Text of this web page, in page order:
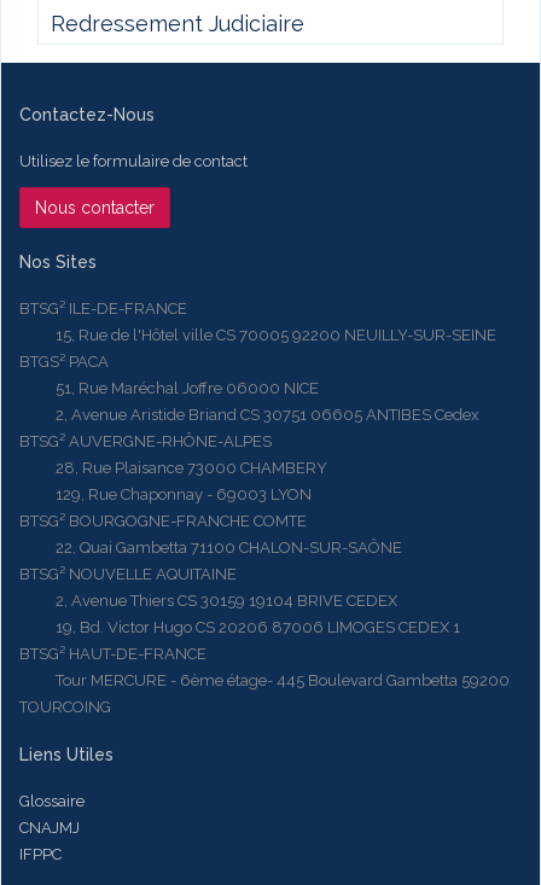
Redressement Judiciaire
Contactez-Nous
Utilisez le formulaire de contact
Nous contacter
Nos Sites
BTSG² ILE-DE-FRANCE
15, Rue de l'Hôtel ville CS 70005 92200 NEUILLY-SUR-SEINE
BTGS² PACA
51, Rue Maréchal Joffre 06000 NICE
2, Avenue Aristide Briand CS 30751 06605 ANTIBES Cedex
BTSG² AUVERGNE-RHÔNE-ALPES
28, Rue Plaisance 73000 CHAMBERY
129, Rue Chaponnay - 69003 LYON
BTSG² BOURGOGNE-FRANCHE COMTE
22, Quai Gambetta 71100 CHALON-SUR-SAÔNE
BTSG² NOUVELLE AQUITAINE
2, Avenue Thiers CS 30159 19104 BRIVE CEDEX
19, Bd. Victor Hugo CS 20206 87006 LIMOGES CEDEX 1
BTSG² HAUT-DE-FRANCE
Tour MERCURE - 6ème étage- 445 Boulevard Gambetta 59200
TOURCOING
Liens Utiles
Glossaire
CNAJMJ
IFPPC